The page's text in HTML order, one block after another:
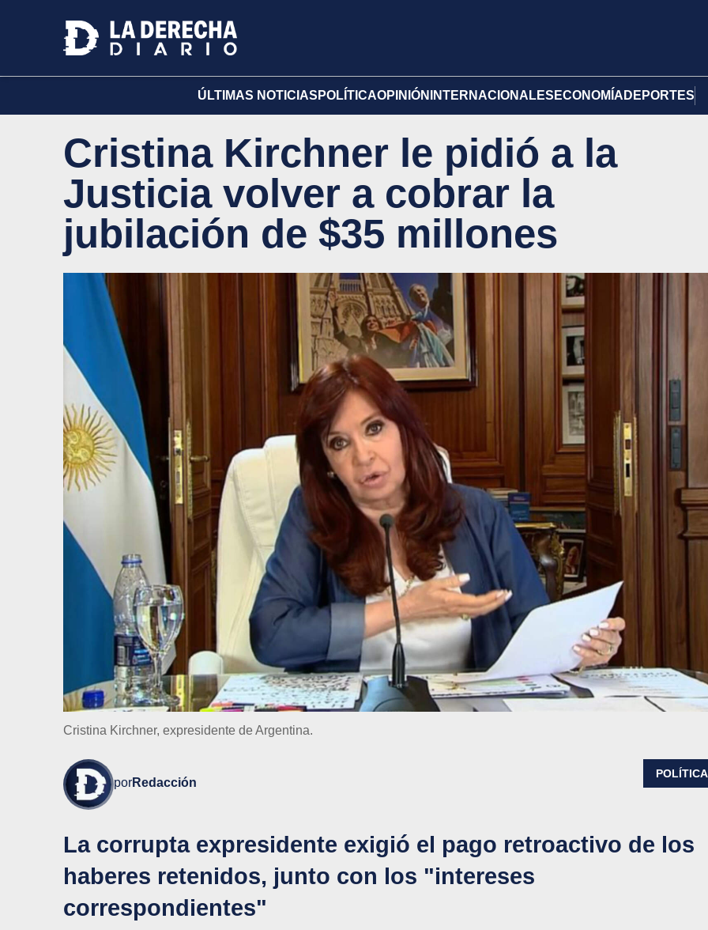
ÚLTIMAS NOTICIAS POLÍTICAOPINIÓN INTERNACIONALES ECONOMÍA DEPORTES
Cristina Kirchner le pidió a la
Justicia volver a cobrar la
jubilación de $35 millones
Cristina Kirchner, expresidente de Argentina.
porRedacción
POLÍTICA
La corrupta expresidente exigió el pago retroactivo de los
haberes retenidos, junto con los "intereses
correspondientes"